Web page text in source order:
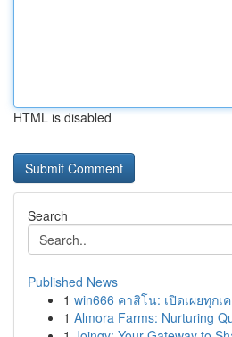
HTML is disabled
Search
Published News
1 win666 คาสิโน: เปิดเผยทุก
1 Almora Farms: Nurturing